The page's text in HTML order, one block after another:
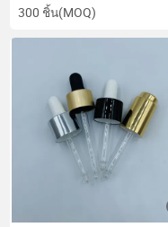
300 ชิ้น(MOQ)